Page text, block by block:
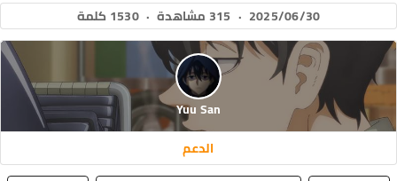
2025/06/30
· 315 مشاهدة · 1530 كلمة
Yuu San
الدعم